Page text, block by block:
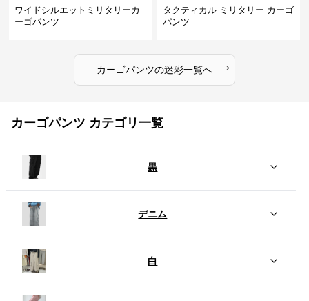
ワイドシルエットミリタリーカ
ーゴパンツ
タクティカル ミリタリー カーゴ
パンツ
カーゴパンツの迷彩一覧へ ›
カーゴパンツ カテゴリ一覧
黒
デニム
白